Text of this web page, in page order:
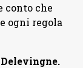
conto che
ogni regola